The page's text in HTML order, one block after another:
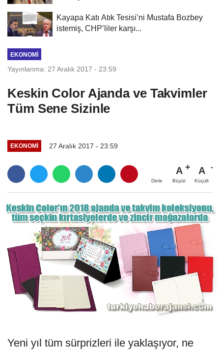
Kayapa Katı Atık Tesisi’ni Mustafa Bozbey
istemiş, CHP’liler karşı...
EKONOMI
Yayınlanma: 27 Aralık 2017 - 23:59
Keskin Color Ajanda ve Takvimler
Tüm Sene Sizinle
EKONOMI 27 Aralık 2017 - 23:59
Dinle
A
Büyüt
A
Küçült
Yeni yıl tüm sürprizleri ile yaklaşıyor, ne